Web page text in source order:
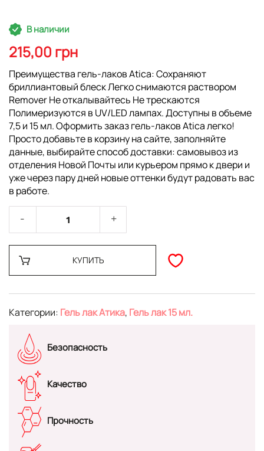
Перейти
к
началу
галереи
изображений
В наличии
215,00 грн
Преимущества гель-лаков Atica: Сохраняют
бриллиантовый блеск Легко снимаются раствором
Remover Не откалывайтесь Не трескаются
Полимеризуются в UV/LED лампах. Доступны в объеме
7,5 и 15 мл. Оформить заказ гель-лаков Atica легко!
Просто добавьте в корзину на сайте, заполняйте
данные, выбирайте способ доставки: самовывоз из
отделения Новой Почты или курьером прямо к двери и
уже через пару дней новые оттенки будут радовать вас
в работе.
КУПИТЬ
Категории: Гель лак Атика, Гель лак 15 мл.
Безопасность
Качество
Прочность